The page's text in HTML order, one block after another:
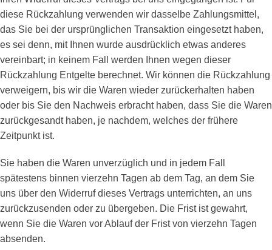
diese Rückzahlung verwenden wir dasselbe Zahlungsmittel,
das Sie bei der ursprünglichen Transaktion eingesetzt haben,
es sei denn, mit Ihnen wurde ausdrücklich etwas anderes
vereinbart; in keinem Fall werden Ihnen wegen dieser
Rückzahlung Entgelte berechnet. Wir können die Rückzahlung
verweigern, bis wir die Waren wieder zurückerhalten haben
oder bis Sie den Nachweis erbracht haben, dass Sie die Waren
zurückgesandt haben, je nachdem, welches der frühere
Zeitpunkt ist.
Sie haben die Waren unverzüglich und in jedem Fall
spätestens binnen vierzehn Tagen ab dem Tag, an dem Sie
uns über den Widerruf dieses Vertrags unterrichten, an uns
zurückzusenden oder zu übergeben. Die Frist ist gewahrt,
wenn Sie die Waren vor Ablauf der Frist von vierzehn Tagen
absenden.